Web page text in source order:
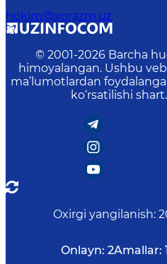
hokim@xorazm.uz
© 2001-2026 Barcha
himoyalangan. Ushbu
ma’lumotlardan
ko‘rsatilishi shart.
Oxirgi yangilanish:
Onlayn: 2Amallar: